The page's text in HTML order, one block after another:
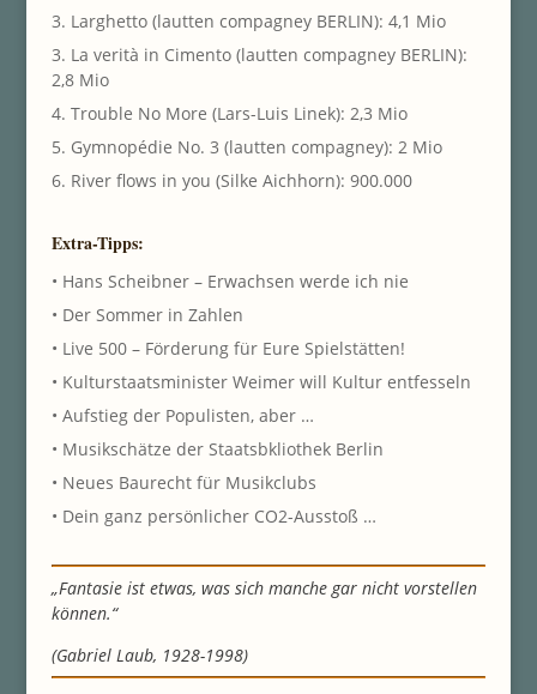
3. Larghetto (lautten compagney BERLIN): 4,1 Mio
3. La verità in Cimento (lautten compagney BERLIN):
2,8 Mio
4. Trouble No More (Lars-Luis Linek): 2,3 Mio
5. Gymnopédie No. 3 (lautten compagney): 2 Mio
6. River flows in you (Silke Aichhorn): 900.000
Extra-Tipps:
• Hans Scheibner – Erwachsen werde ich nie
• Der Sommer in Zahlen
• Live 500 – Förderung für Eure Spielstätten!
• Kulturstaatsminister Weimer will Kultur entfesseln
• Aufstieg der Populisten, aber …
• Musikschätze der Staatsbkliothek Berlin
• Neues Baurecht für Musikclubs
• Dein ganz persönlicher CO2-Ausstoß …
„Fantasie ist etwas, was sich manche gar nicht vorstellen
können.“
(Gabriel Laub, 1928-1998)